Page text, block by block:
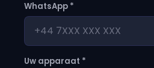
WhatsApp *
Uw apparaat *